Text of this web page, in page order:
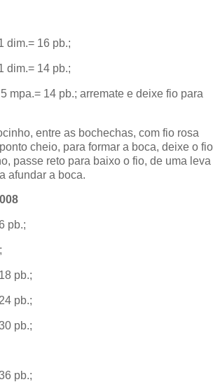
dim.= 16 pb.;
dim.= 14 pb.;
mpa.= 14 pb.; arremate e deixe fio para
entre as bochechas, com fio rosa
cheio, para formar a boca, deixe o fio
passe reto para baixo o fio, de uma leva
afundar a boca.
pb.;
pb.;
pb.;
pb.;
pb.;